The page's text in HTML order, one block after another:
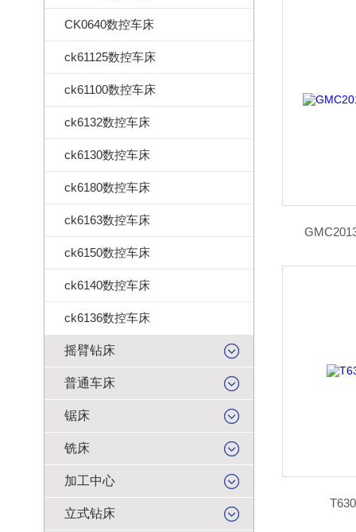
CK0640数控车床
ck61125数控车床
ck61100数控车床
ck6132数控车床
ck6130数控车床
ck6180数控车床
ck6163数控车床
ck6150数控车床
ck6140数控车床
ck6136数控车床
摇臂钻床
普通车床
锯床
铣床
加工中心
立式钻床